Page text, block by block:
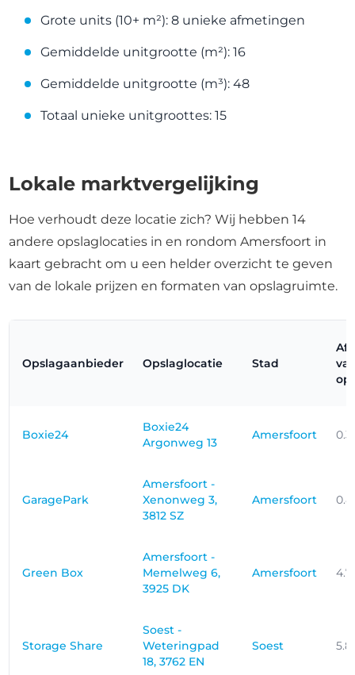
Grote units (10+ m²): 8 unieke afmetingen
Gemiddelde unitgrootte (m²): 16
Gemiddelde unitgrootte (m³): 48
Totaal unieke unitgroottes: 15
Lokale marktvergelijking
Hoe verhoudt deze locatie zich? Wij hebben 14
andere opslaglocaties in en rondom Amersfoort in
kaart gebracht om u een helder overzicht te geven
van de lokale prijzen en formaten van opslagruimte.
Opslagaanbieder Opslaglocatie Stad
Boxie24
Boxie24
Argonweg 13
Amersfoort
GaragePark
Amersfoort -
Xenonweg 3,
3812 SZ
Amersfoort
Green Box
Amersfoort -
Memelweg 6,
3925 DK
Amersfoort
Storage Share
Soest -
Weteringpad
18, 3762 EN
Soest